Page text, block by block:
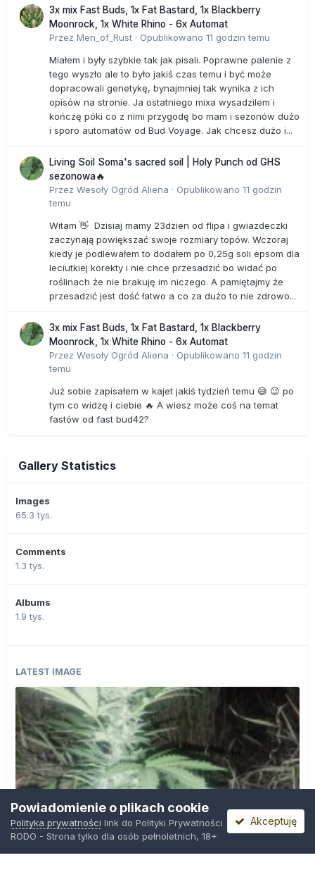
3x mix Fast Buds, 1x Fat Bastard, 1x Blackberry
Moonrock, 1x White Rhino - 6x Automat
Przez Men_of_Rust · Opublikowano 11 godzin temu
Miałem i były szybkie tak jak pisali. Poprawne palenie z
tego wyszło ale to było jakiś czas temu i być może
dopracowali genetykę, bynajmniej tak wynika z ich
opisów na stronie. Ja ostatniego mixa wysadzilem i
kończę póki co z nimi przygodę bo mam i sezonów dużo
i sporo automatów od Bud Voyage. Jak chcesz dużo i...
Living Soil Soma's sacred soil | Holy Punch od GHS
sezonowa🔥
Przez Wesoły Ogród Aliena · Opublikowano 11 godzin
temu
Witam 👋 Dzisiaj mamy 23dzien od flipa i gwiazdeczki
zaczynają powiększać swoje rozmiary topów. Wczoraj
kiedy je podlewałem to dodałem po 0,25g soli epsom dla
leciutkiej korekty i nie chce przesadzić bo widać po
roślinach że nie brakuję im niczego. A pamiętajmy że
przesadzić jest dość łatwo a co za dużo to nie zdrowo...
3x mix Fast Buds, 1x Fat Bastard, 1x Blackberry
Moonrock, 1x White Rhino - 6x Automat
Przez Wesoły Ogród Aliena · Opublikowano 11 godzin
temu
Już sobie zapisałem w kajet jakiś tydzień temu 😅 😉 po
tym co widzę i ciebie 🔥 A wiesz może coś na temat
fastów od fast bud42?
Gallery Statistics
Images
65.3 tys.
Comments
1.3 tys.
Albums
1.9 tys.
LATEST IMAGE
Powiadomienie o plikach cookie
Polityka prywatności link do Polityki Prywatności
RODO - Strona tylko dla osób pełnoletnich, 18+
Akceptuję